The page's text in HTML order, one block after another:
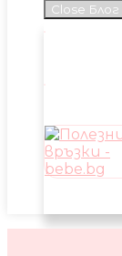
Close Блог